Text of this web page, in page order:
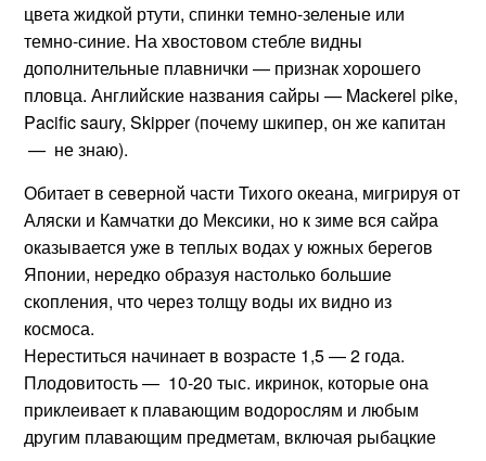
цвета жидкой ртути, спинки темно-зеленые или
темно-синие. На хвостовом стебле видны
дополнительные плавнички — признак хорошего
пловца. Английские названия сайры — Mackerel pike,
Pacific saury, Skipper (почему шкипер, он же капитан
— не знаю).
Обитает в северной части Тихого океана, мигрируя от
Аляски и Камчатки до Мексики, но к зиме вся сайра
оказывается уже в теплых водах у южных берегов
Японии, нередко образуя настолько большие
скопления, что через толщу воды их видно из
космоса.
Нереститься начинает в возрасте 1,5 — 2 года.
Плодовитость — 10-20 тыс. икринок, которые она
приклеивает к плавающим водорослям и любым
другим плавающим предметам, включая рыбацкие